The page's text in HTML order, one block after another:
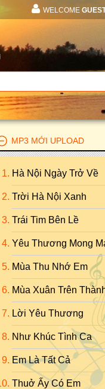
WELCOME
MP3 MỚI UPLOAD
Hà Nội Ngày Trở Về
Trời Hà Nội Xanh
Trái Tim Bên Lề
Yêu Thương Mong
Mùa Thu Nhớ Em
Mùa Xuân Trên
Lời Yêu Thương
Như Khúc Tình Ca
Em Là Tất Cả
Thuở Ấy Có Em